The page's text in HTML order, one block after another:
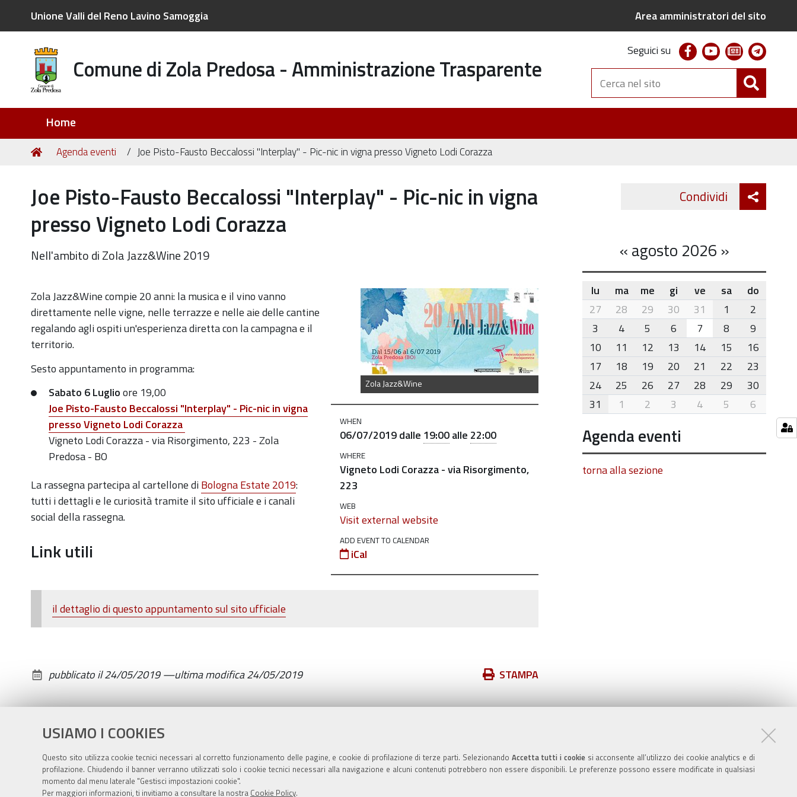
USIAMO I COOKIES
Questo sito utilizza cookie tecnici necessari al corretto funzionamento delle pagine, e cookie di profilazione di terze parti. Selezionando Accetta tutti i cookiesi acconsente all’utilizzo dei cookie analytics e di
profilazione. Chiudendo il banner verranno utilizzati solo i cookie tecnici necessari alla navigazione e alcuni contenuti potrebbero non essere disponibili. Le preferenze possono essere modificate in qualsiasi
momento dal menu laterale "Gestisci impostazioni cookie".
Per maggiori informazioni, ti invitiamo a consultare la nostra Cookie Policy.
Unione Valli del Reno Lavino Samoggia Area amministratori del sito
Comune di Zola Predosa - Amministrazione Trasparente
Seguici su facebookyoutubenewsletter
Cerca
nel
sito
Home
Tu
Home
Agenda eventi Joe Pisto-Fausto Beccalossi "Interplay" - Pic-nic in vigna presso Vigneto Lodi Corazza
Joe Pisto-Fausto Beccalossi "Interplay" - Pic-nic in vigna
presso Vigneto Lodi Corazza
Nell'ambito di Zola Jazz&Wine 2019
Zola Jazz&Wine
https://old.comune.zolapredosa.bo.it/events/zjw-
6-
luglio
Joe
Pisto-
Beccalossi
"Interplay"
vigna
presso
Vigneto
Corazza
07-
06T19:00:00+02:00
2019-
Nell'ambito
Jazz&Wine
WHEN
06/07/2019dalle 19:00alle 22:00
WHERE
Vigneto Lodi Corazza - via Risorgimento,
223
WEB
Visit external website
ADD EVENT TO CALENDAR
iCal
Zola Jazz&Wine compie 20 anni: la musica e il vino vanno
direttamente nelle vigne, nelle terrazze e nelle aie delle cantine
regalando agli ospiti un'esperienza diretta con la campagna e il
territorio.
Sesto appuntamento in programma:
Sabato 6 Luglioore 19,00
Joe Pisto-Fausto Beccalossi "Interplay" - Pic-nic in vigna
presso Vigneto Lodi Corazza
Vigneto Lodi Corazza - via Risorgimento, 223 - Zola
Predosa - BO
La rassegna partecipa al cartellone diBologna Estate 2019:
tutti i dettagli e le curiosità tramite il sito ufficiale e i canali
social della rassegna.
Link utili
il dettaglio di questo appuntamento sul sito ufficiale
Azioni
documento
STAMPA
pubblicato il24/05/2019—ultima modifica24/05/2019
Condividi Twitter
«agosto 2026 »
month-
8
lu ma me gi ve sa
do
27
28 29 30 31 1
2
3
4 5 6 7 8
9
10
11 12 13 14 15
16
17
18 19 20 21 22
23
24
25 26 27 28 29
30
31
1 2 3 4 5 6
Agenda eventi
torna alla sezione